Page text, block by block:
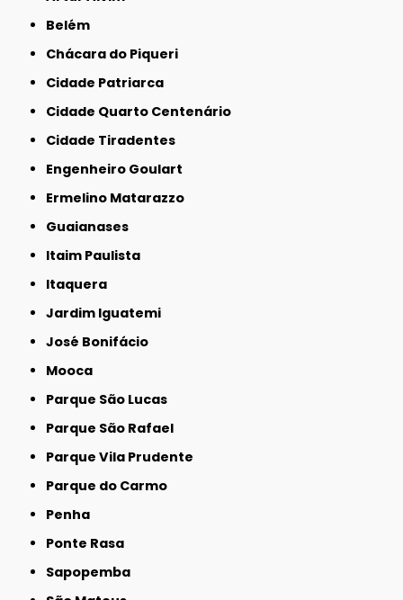
Belém
Chácara do Piqueri
Cidade Patriarca
Cidade Quarto Centenário
Cidade Tiradentes
Engenheiro Goulart
Ermelino Matarazzo
Guaianases
Itaim Paulista
Itaquera
Jardim Iguatemi
José Bonifácio
Mooca
Parque São Lucas
Parque São Rafael
Parque Vila Prudente
Parque do Carmo
Penha
Ponte Rasa
Sapopemba